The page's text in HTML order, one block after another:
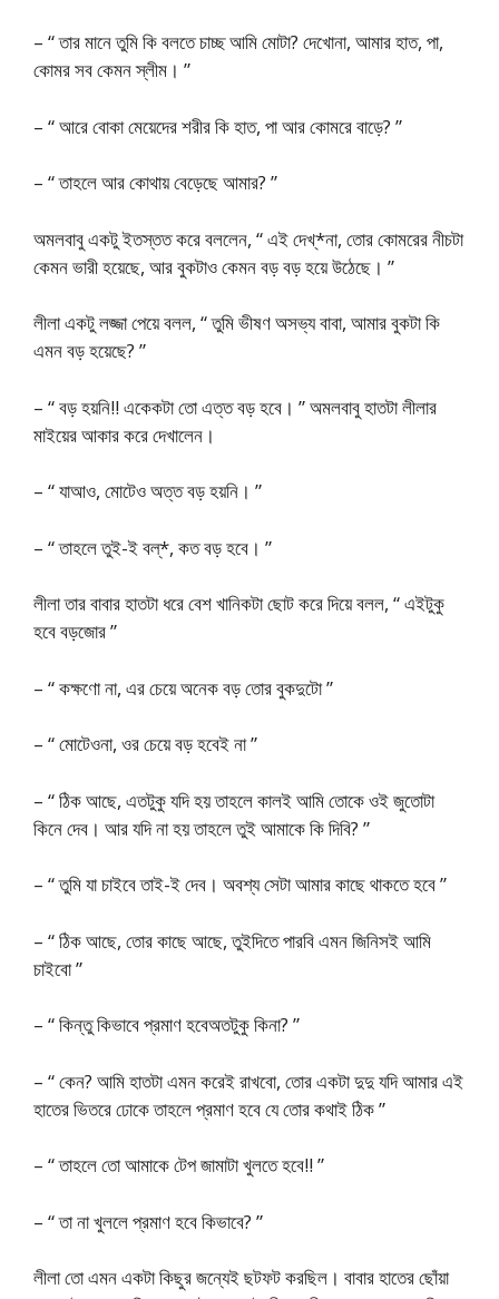
– “ তার মানে তুমি কি বলতে চাচ্ছ আমি মোটা? দেখোনা, আমার হাত, পা,
কোমর সব কেমন স্লীম। ”
– “ আরে বোকা মেয়েদের শরীর কি হাত, পা আর কোমরে বাড়ে? ”
– “ তাহলে আর কোথায় বেড়েছে আমার? ”
অমলবাবু একটু ইতস্তত করে বললেন, “ এই দেখ্*না, তোর কোমরের নীচটা
কেমন ভারী হয়েছে, আর বুকটাও কেমন বড় বড় হয়ে উঠেছে। ”
লীলা একটু লজ্জা পেয়ে বলল, “ তুমি ভীষণ অসভ্য বাবা, আমার বুকটা কি
এমন বড় হয়েছে? ”
– “ বড় হয়নি!! একেকটা তো এত্ত বড় হবে। ” অমলবাবু হাতটা লীলার
মাইয়ের আকার করে দেখালেন।
– “ যাআও, মোটেও অত্ত বড় হয়নি। ”
– “ তাহলে তুই-ই বল্*, কত বড় হবে। ”
লীলা তার বাবার হাতটা ধরে বেশ খানিকটা ছোট করে দিয়ে বলল, “ এইটুকু
হবে বড়জোর ”
– “ কক্ষণো না, এর চেয়ে অনেক বড় তোর বুকদুটো ”
– “ মোটেওনা, ওর চেয়ে বড় হবেই না ”
– “ ঠিক আছে, এতটুকু যদি হয় তাহলে কালই আমি তোকে ওই জুতোটা
কিনে দেব। আর যদি না হয় তাহলে তুই আমাকে কি দিবি? ”
– “ তুমি যা চাইবে তাই-ই দেব। অবশ্য সেটা আমার কাছে থাকতে হবে ”
– “ ঠিক আছে, তোর কাছে আছে, তুইদিতে পারবি এমন জিনিসই আমি
চাইবো ”
– “ কিন্তু কিভাবে প্রমাণ হবেঅতটুকু কিনা? ”
– “ কেন? আমি হাতটা এমন করেই রাখবো, তোর একটা দুদু যদি আমার এই
হাতের ভিতরে ঢোকে তাহলে প্রমাণ হবে যে তোর কথাই ঠিক ”
– “ তাহলে তো আমাকে টেপ জামাটা খুলতে হবে!! ”
– “ তা না খুললে প্রমাণ হবে কিভাবে? ”
লীলা তো এমন একটা কিছুর জন্যেই ছটফট করছিল। বাবার হাতের ছোঁয়া